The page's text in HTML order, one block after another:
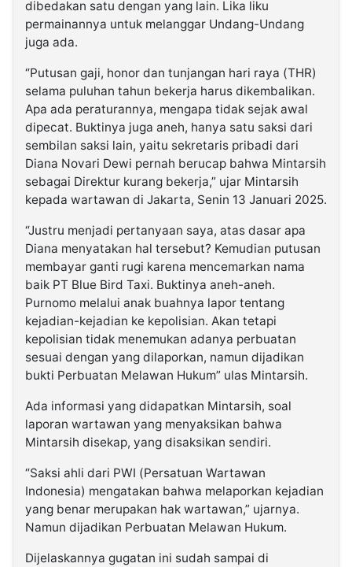
dibedakan satu dengan yang lain. Lika liku
permainannya untuk melanggar Undang-Undang
juga ada.
“Putusan gaji, honor dan tunjangan hari raya (THR)
selama puluhan tahun bekerja harus dikembalikan.
Apa ada peraturannya, mengapa tidak sejak awal
dipecat. Buktinya juga aneh, hanya satu saksi dari
sembilan saksi lain, yaitu sekretaris pribadi dari
Diana Novari Dewi pernah berucap bahwa Mintarsih
sebagai Direktur kurang bekerja,” ujar Mintarsih
kepada wartawan di Jakarta, Senin 13 Januari 2025.
“Justru menjadi pertanyaan saya, atas dasar apa
Diana menyatakan hal tersebut? Kemudian putusan
membayar ganti rugi karena mencemarkan nama
baik PT Blue Bird Taxi. Buktinya aneh-aneh.
Purnomo melalui anak buahnya lapor tentang
kejadian-kejadian ke kepolisian. Akan tetapi
kepolisian tidak menemukan adanya perbuatan
sesuai dengan yang dilaporkan, namun dijadikan
bukti Perbuatan Melawan Hukum” ulas Mintarsih.
Ada informasi yang didapatkan Mintarsih, soal
laporan wartawan yang menyaksikan bahwa
Mintarsih disekap, yang disaksikan sendiri.
“Saksi ahli dari PWI (Persatuan Wartawan
Indonesia) mengatakan bahwa melaporkan kejadian
yang benar merupakan hak wartawan,” ujarnya.
Namun dijadikan Perbuatan Melawan Hukum.
Dijelaskannya gugatan ini sudah sampai di